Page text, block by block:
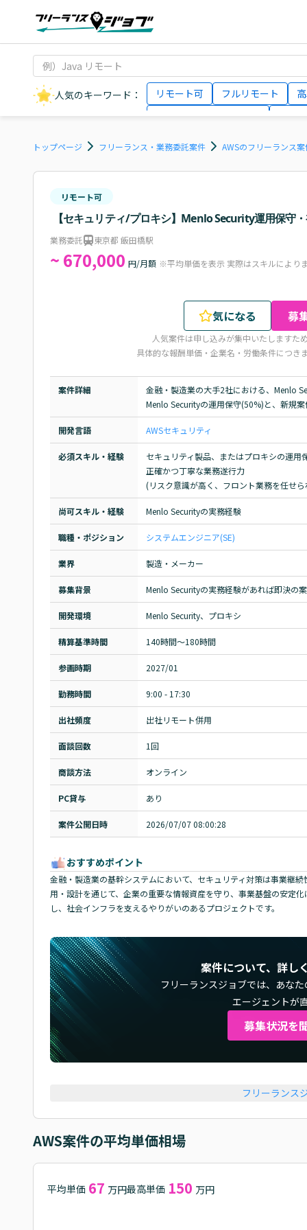
人気のキーワード： リモート可 フルリモート
AIエンジニア
トップページ フリーランス・業務委託案件 AWSのフリーランス
リモート可
【セキュリティ/プロキシ】Menlo Security運用保守
業務委託 東京都 飯田橋駅
~ 670,000 円/月額 ※平均単価を表示 実際はスキルにより
気になる 募
人気案件は申し込みが集中いたしますた
具体的な報酬単価・企業名・労働条件につき
案件詳細
金融・製造業の大手2社における、Menlo
Menlo Securityの運用保守(50%)と、新規
開発言語 AWSセキュリティ
必須スキル・経験
セキュリティ製品、またはプロキシの運用
正確かつ丁寧な業務遂行力
(リスク意識が高く、フロント業務を任せ
尚可スキル・経験 Menlo Securityの実務経験
職種・ポジション システムエンジニア(SE)
業界 製造・メーカー
募集背景 Menlo Securityの実務経験があれば即決の
開発環境 Menlo Security、プロキシ
精算基準時間 140時間〜180時間
参画時期 2027/01
勤務時間 9:00 - 17:30
出社頻度 出社リモート併用
面談回数 1回
商談方法 オンライン
PC貸与 あり
案件公開日時 2026/07/07 08:00:28
おすすめポイント
金融・製造業の基幹システムにおいて、セキュリティ対策は事業継
用・設計を通じて、企業の重要な情報資産を守り、事業基盤の安定
し、社会インフラを支えるやりがいのあるプロジェクトです。
案件について、詳し
フリーランスジョブでは、 あな
エージェントが
募集状況を
フリーランス
AWS案件の平均単価相場
平均単価 67 万円最高単価 150 万円